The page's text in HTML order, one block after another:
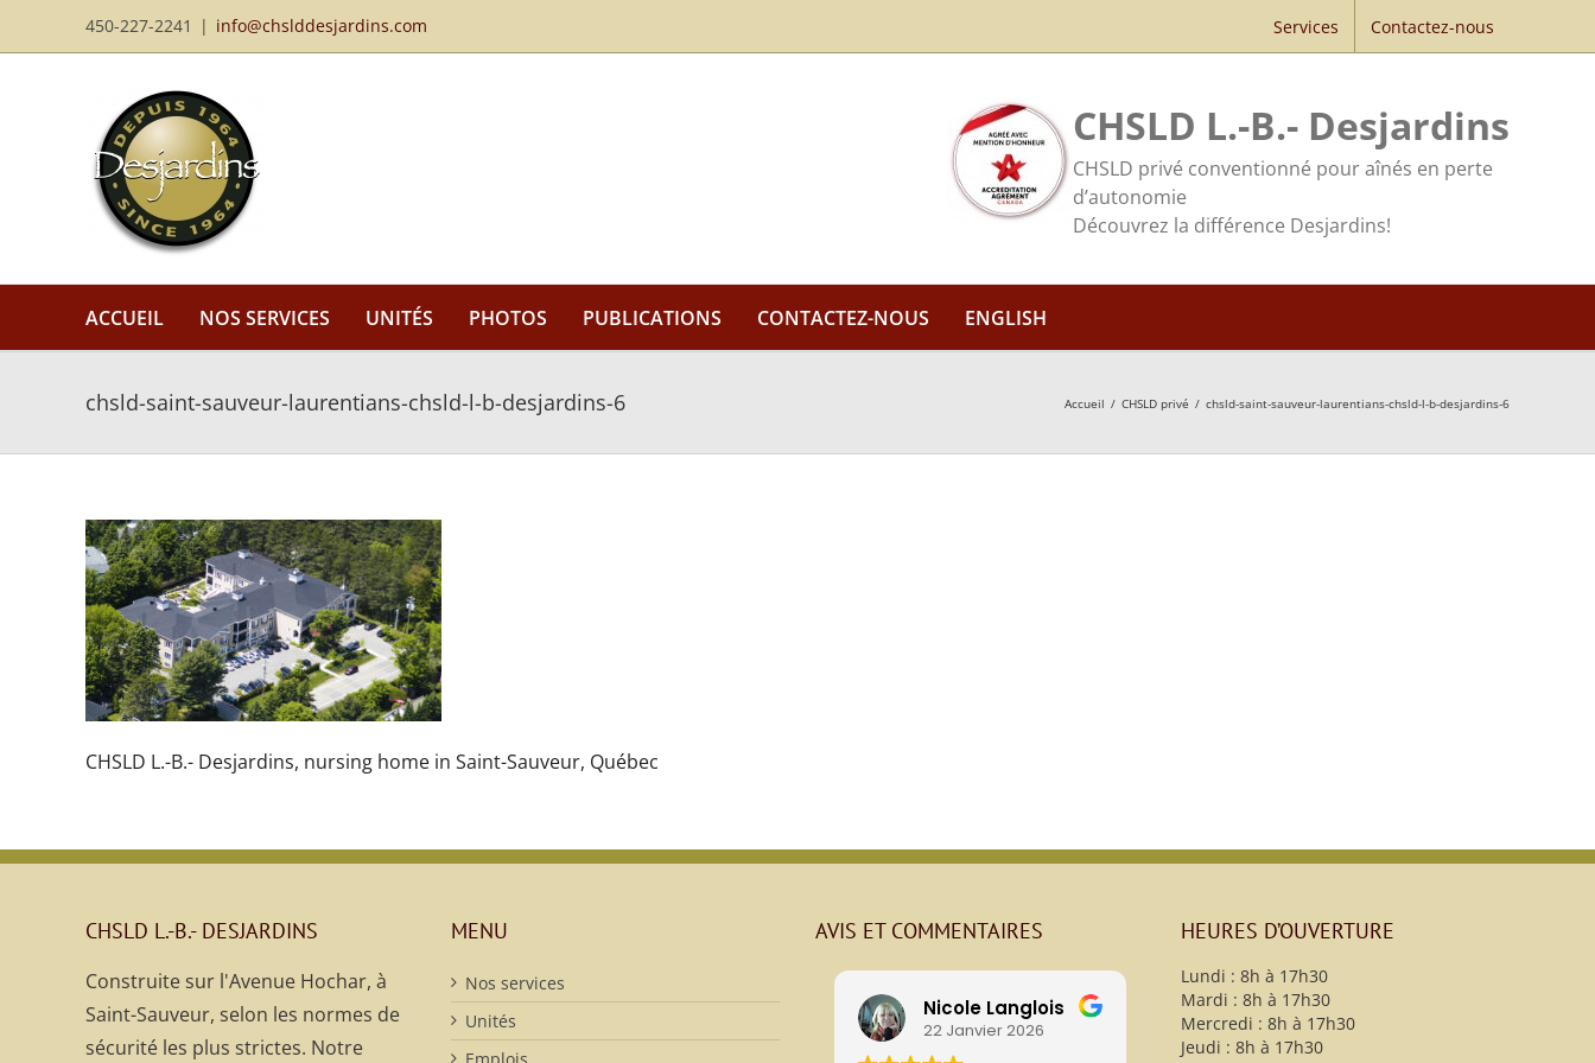
au
450-227-2241 | info@chslddesjardins.com Services Contactez-nous
CHSLD L.-B.- Desjardins
CHSLD privé conventionné pour aînés en perte
d’autonomie
Découvrez la différence Desjardins!
ACCUEIL NOS SERVICES UNITÉS PHOTOS PUBLICATIONS CONTACTEZ-NOUS ENGLISH
chsld-saint-sauveur-laurentians-chsld-l-b-desjardins-6 Accueil / CHSLD privé / chsld-saint-sauveur-laurentians-chsld-l-b-desjardins-6
CHSLD L.-B.- Desjardins, nursing home in Saint-Sauveur, Québec
CHSLD L.-B.- DESJARDINS
Construite sur l'Avenue Hochar, à
Saint-Sauveur, selon les normes de
sécurité les plus strictes. Notre
MENU
Nos services
Unités
AVIS ET COMMENTAIRES
Nicole Langlois
22 Janvier 2026
christy B
13 Avril 2021
HEURES D’OUVERTURE
Lundi : 8h à 17h30
Mardi : 8h à 17h30
Mercredi : 8h à 17h30
Jeudi : 8h à 17h30